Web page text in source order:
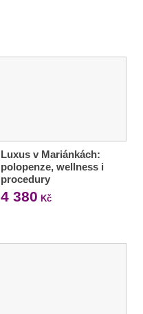
Luxus v Mariánkách:
polopenze, wellness i
procedury
4 380 Kč